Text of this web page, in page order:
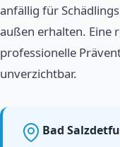
anfällig für
außen erhalten. Eine
professionelle
unverzichtbar.
Bad